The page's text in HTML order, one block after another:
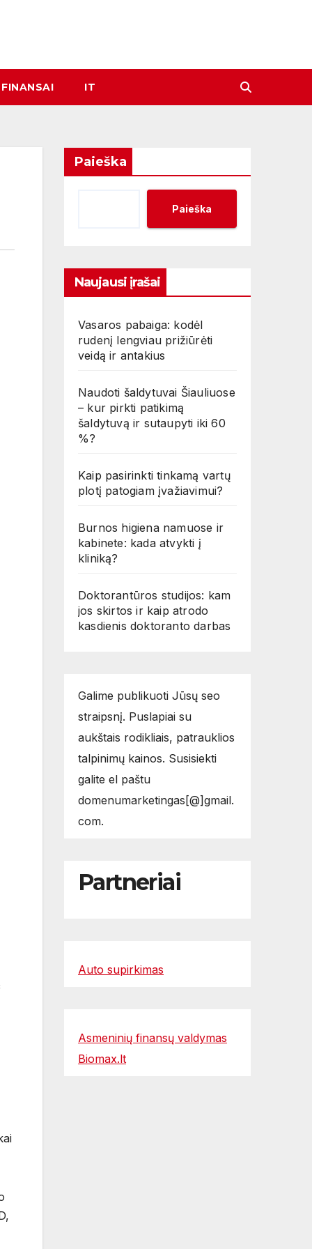
FINANSAI IT
Paieška
Paieška
Naujausi įrašai
Vasaros pabaiga: kodėl
rudenį lengviau prižiūrėti
veidą ir antakius
Naudoti šaldytuvai Šiauliuose
– kur pirkti patikimą
šaldytuvą ir sutaupyti iki 60
%?
Kaip pasirinkti tinkamą vartų
plotį patogiam įvažiavimui?
Burnos higiena namuose ir
kabinete: kada atvykti į
kliniką?
Doktorantūros studijos: kam
jos skirtos ir kaip atrodo
kasdienis doktoranto darbas
Galime publikuoti Jūsų seo
straipsnį. Puslapiai su
aukštais rodikliais, patrauklios
talpinimų kainos. Susisiekti
galite el paštu
domenumarketingas[@]gmail.
com.
Partneriai
Auto supirkimas
Asmeninių finansų valdymas
Biomax.lt